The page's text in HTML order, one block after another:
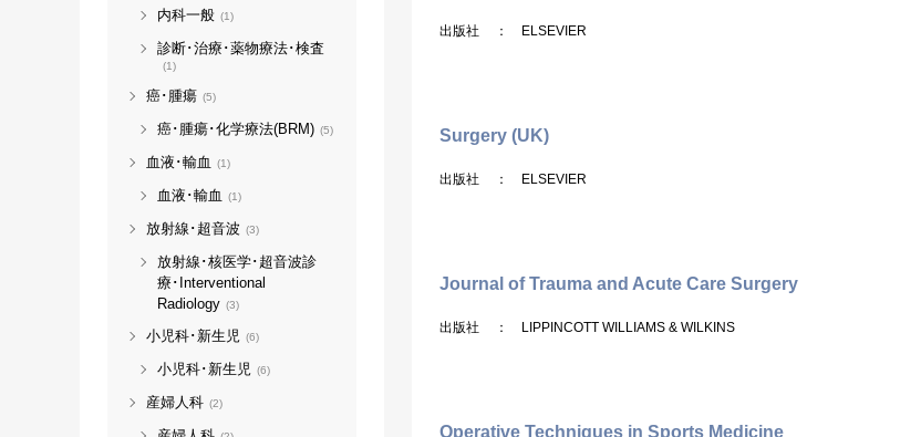
出版社 ： ELSEVIER
Surgery (UK)
出版社 ： ELSEVIER
Journal of Trauma and Acute Care Surgery
出版社 ： LIPPINCOTT WILLIAMS & WILKINS
Operative Techniques in Sports Medicine
内科一般 (1)
診断･治療･薬物療法･検査
(1)
癌･腫瘍 (5)
癌･腫瘍･化学療法(BRM) (5)
血液･輸血 (1)
血液･輸血 (1)
放射線･超音波 (3)
放射線･核医学･超音波診
療･Interventional
Radiology (3)
小児科･新生児 (6)
小児科･新生児 (6)
産婦人科 (2)